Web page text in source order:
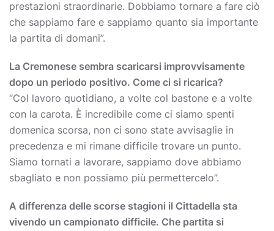
prestazioni straordinarie. Dobbiamo tornare a fare ciò
che sappiamo fare e sappiamo quanto sia importante
la partita di domani”.
La Cremonese sembra scaricarsi improvvisamente
dopo un periodo positivo. Come ci si ricarica?
“Col lavoro quotidiano, a volte col bastone e a volte
con la carota. È incredibile come ci siamo spenti
domenica scorsa, non ci sono state avvisaglie in
precedenza e mi rimane difficile trovare un punto.
Siamo tornati a lavorare, sappiamo dove abbiamo
sbagliato e non possiamo più permettercelo”.
A differenza delle scorse stagioni il Cittadella sta
vivendo un campionato difficile. Che partita si